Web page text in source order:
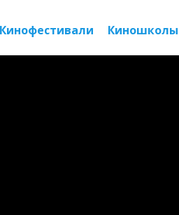
Кинофестивали Киношколы